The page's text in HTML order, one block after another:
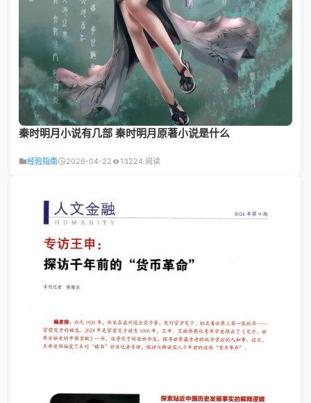
秦时明月小说有几部 秦时明月原著小说是什么
经验指南 2026-04-22 13224 阅读